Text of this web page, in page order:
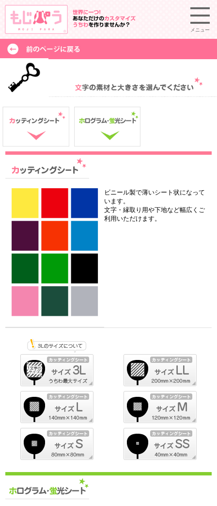
メニュー
ビニール製で薄いシート状になって
います。
文字・縁取り用や下地など幅広くご
利用いただけます。